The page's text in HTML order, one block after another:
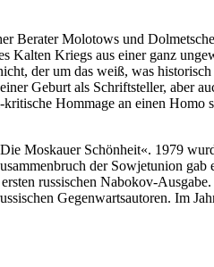
Berater Molotows und
Kalten Kriegs aus einer ganz
der um das weiß, was
Geburt als Schriftsteller, aber
Hommage an einen Homo
Moskauer Schönheit«. 1979
der Sowjetunion gab
russischen Nabokov-
Gegenwartsautoren. Im